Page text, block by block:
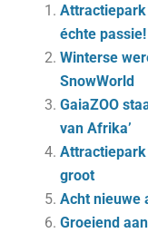
Attractiepark
échte passie!
Winterse
SnowWorld
GaiaZOO
van Afrika’
groot
Acht nieuwe
Groeiend